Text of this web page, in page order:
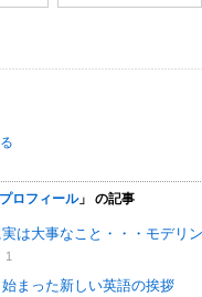
プロフィール」 の記事
は大事なこと・・・モデリ
1
まった新しい英語の挨拶